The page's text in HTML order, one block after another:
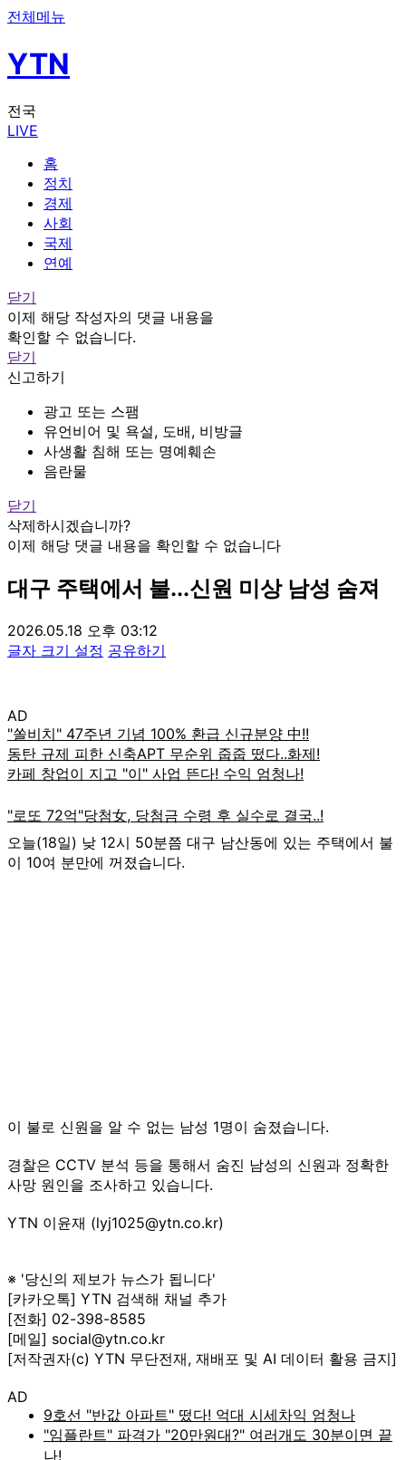
전체메뉴
YTN
전국
LIVE
홈
정치
경제
사회
국제
연예
닫기
이제 해당 작성자의 댓글 내용을
확인할 수 없습니다.
닫기
신고하기
광고 또는 스팸
유언비어 및 욕설, 도배, 비방글
사생활 침해 또는 명예훼손
음란물
닫기
삭제하시겠습니까?
이제 해당 댓글 내용을 확인할 수 없습니다
대구 주택에서 불...신원 미상 남성 숨져
2026.05.18 오후 03:12
글자 크기 설정 공유하기
AD
오늘(18일) 낮 12시 50분쯤 대구 남산동에 있는 주택에서 불
이 10여 분만에 꺼졌습니다.
이 불로 신원을 알 수 없는 남성 1명이 숨졌습니다.
경찰은 CCTV 분석 등을 통해서 숨진 남성의 신원과 정확한
사망 원인을 조사하고 있습니다.
YTN 이윤재 (lyj1025@ytn.co.kr)
※ '당신의 제보가 뉴스가 됩니다'
[카카오톡] YTN 검색해 채널 추가
[전화] 02-398-8585
[메일] social@ytn.co.kr
[저작권자(c) YTN 무단전재, 재배포 및 AI 데이터 활용 금지]
AD